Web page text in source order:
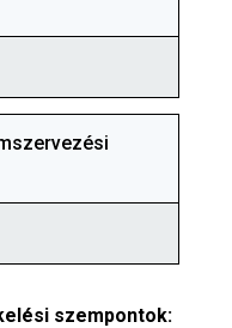
szempontok: